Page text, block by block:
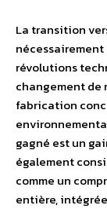
La transition
révolutions
changement de
fabrication
gagné est un
également
comme un
entière,